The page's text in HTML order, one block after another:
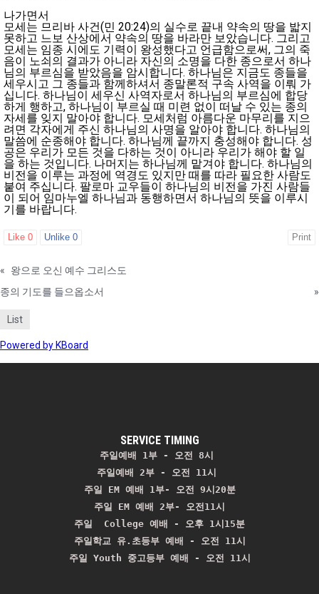
나가면서
모세는 므리바 사건(민 20:24)의 실수로 끝내 약속의 땅을 밟지
못하고 느보 산상에서 약속의 땅을 바라만 보았습니다. 그리고
모세는 임종 시에도 기력이 왕성했다고 언급함으로써, 그의 죽
음이 노쇠의 결과가 아니라 자신의 소명을 다한 종으로서 하나
님의 부르심을 받았음을 암시합니다. 하나님은 지금도 종들을
세우시고 그 종들과 함께하셔서 종말론적 구속 사역을 이뤄 가
십니다. 하나님이 세우신 사역자로서 하나님의 부르심에 합당
하게 행하고, 하나님이 부르실 때 미련 없이 떠날 수 있는 종의
자세를 잊지 말아야 합니다. 모세처럼 아름다운 마무리를 지으
려면 각자에게 주신 하나님의 사명을 알아야 합니다. 하나님의
말씀에 순종해야 합니다. 하나님께 끝까지 충성해야 합니다. 성
공은 우리가 모든 것을 다하는 것이 아니라 우리가 해야 할 일
을 하는 것입니다. 나머지는 하나님께 맡겨야 합니다. 하나님의
비전을 이루는 과정에 역경도 있지만 때를 따라 필요한 사람도
붙여 주십니다. 팔로마 교우들이 하나님의 비전을 가진 사람들
이 되어 임마누엘 하나님과 동행하면서 하나님의 뜻을 이루시
기를 바랍니다.
Like 0 Unlike 0 Print
«
왕으로 오신 예수 그리스도
종의 기도를 들으옵소서
»
List
Powered by KBoard
SERVICE TIMING
주일예배 1부 - 오전 8시
주일예배 2부 - 오전 11시
주일 EM 예배 1부- 오전 9시20분
주일 EM 예배 2부- 오전11시
주일  College 예배 - 오후 1시15분
주일학교 유.초등부 예배 - 오전 11시
주일 Youth 중고등부 예배 - 오전 11시